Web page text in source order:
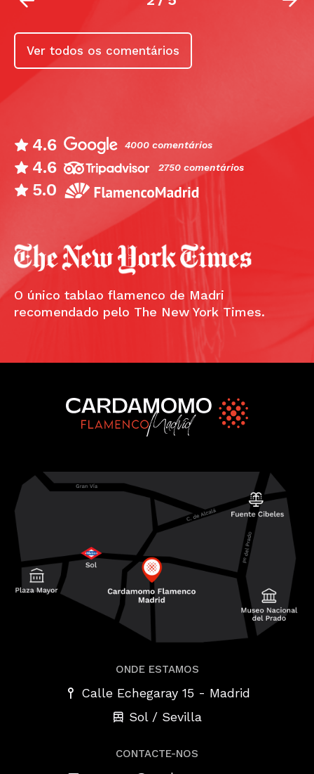
Ver todos os comentários
4.6 4000 comentários
4.6 2750 comentários
5.0
O único tablao flamenco de Madri
recomendado pelo The New York Times.
ONDE ESTAMOS
Calle Echegaray 15 - Madrid
Sol / Sevilla
CONTACTE-NOS